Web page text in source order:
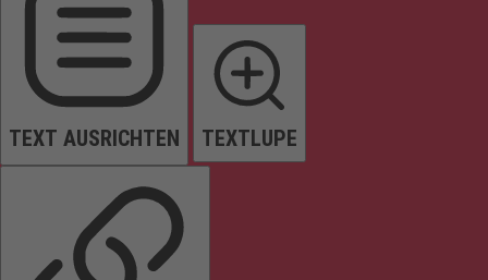
TEXT AUSRICHTEN TEXTLUPE